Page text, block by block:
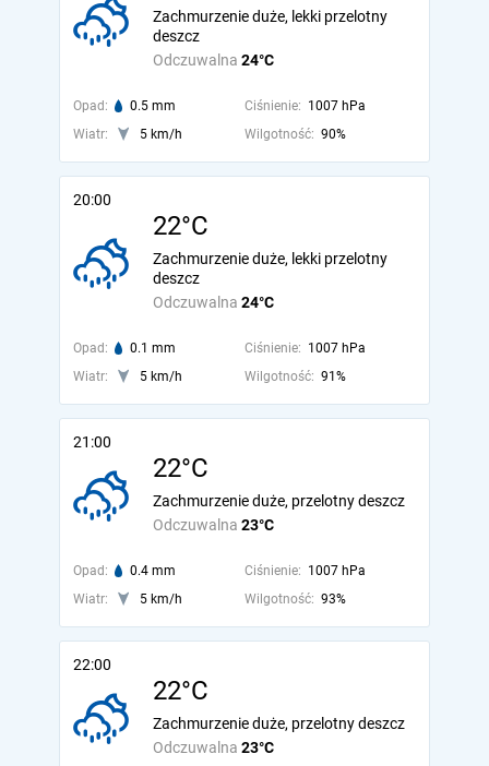
Odczuwalna 24°C
Zachmurzenie duże, lekki przelotny
deszcz
Opad: 0.5 mm Ciśnienie: 1007 hPa
Wiatr:
5 km/h Wilgotność: 90%
20:00
22°C
Odczuwalna 24°C
Zachmurzenie duże, lekki przelotny
deszcz
Opad: 0.1 mm Ciśnienie: 1007 hPa
Wiatr:
5 km/h Wilgotność: 91%
21:00
22°C
Odczuwalna 23°C
Zachmurzenie duże, przelotny deszcz
Opad: 0.4 mm Ciśnienie: 1007 hPa
Wiatr:
5 km/h Wilgotność: 93%
22:00
22°C
Odczuwalna 23°C
Zachmurzenie duże, przelotny deszcz